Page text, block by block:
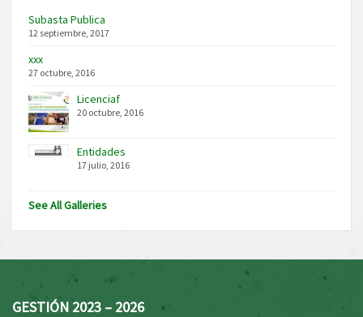
Subasta Publica
12 septiembre, 2017
xxx
27 octubre, 2016
Licenciaf
20 octubre, 2016
Entidades
17 julio, 2016
See All Galleries
GESTIÓN 2023 – 2026